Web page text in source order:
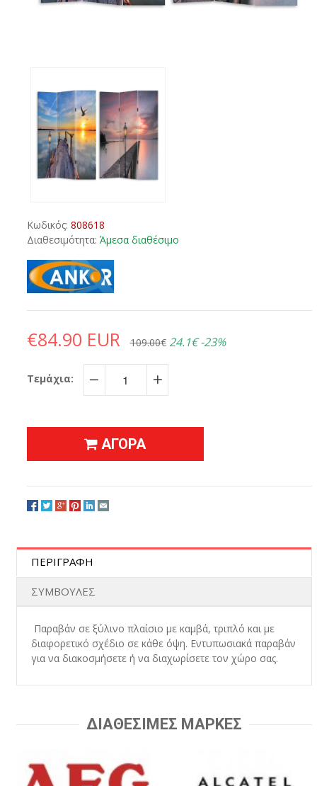
Κωδικός: 808618
Διαθεσιμότητα: Άμεσα διαθέσιμο
€84.90 EUR 109.00€ 24.1€ -23%
Τεμάχια:
− +
ΑΓΟΡΑ
ΠΕΡΙΓΡΑΦΗ
ΣΥΜΒΟΥΛΕΣ
Παραβάν σε ξύλινο πλαίσιο με καμβά, τριπλό και με
διαφορετικό σχέδιο σε κάθε όψη. Εντυπωσιακά παραβάν
για να διακοσμήσετε ή να διαχωρίσετε τον χώρο σας.
ΔΙΑΘΕΣΙΜΕΣ ΜΑΡΚΕΣ